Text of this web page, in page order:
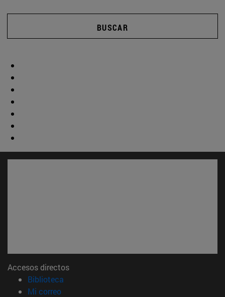
BUSCAR
Accesos directos
Biblioteca
Mi correo(abre en nueva ventana)